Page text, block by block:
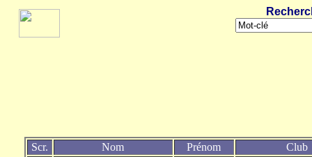
Scr. Nom Prénom
Club